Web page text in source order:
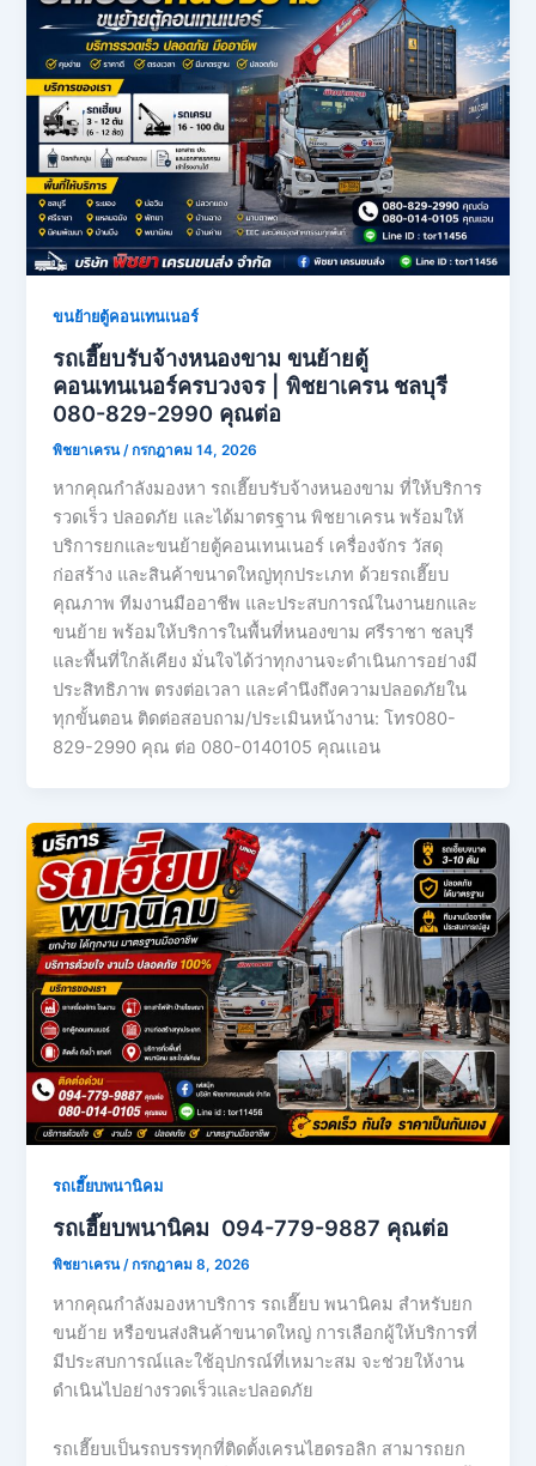
ขนย้ายตู้คอนเทนเนอร์
รถเฮี๊ยบรับจ้างหนองขาม ขนย้ายตู้
คอนเทนเนอร์ครบวงจร | พิชยาเครน ชลบุรี
080-829-2990 คุณต่อ
พิชยาเครน /กรกฎาคม 14, 2026
หากคุณกำลังมองหา รถเฮี๊ยบรับจ้างหนองขาม ที่ให้บริการ
รวดเร็ว ปลอดภัย และได้มาตรฐาน พิชยาเครน พร้อมให้
บริการยกและขนย้ายตู้คอนเทนเนอร์ เครื่องจักร วัสดุ
ก่อสร้าง และสินค้าขนาดใหญ่ทุกประเภท ด้วยรถเฮี๊ยบ
คุณภาพ ทีมงานมืออาชีพ และประสบการณ์ในงานยกและ
ขนย้าย พร้อมให้บริการในพื้นที่หนองขาม ศรีราชา ชลบุรี
และพื้นที่ใกล้เคียง มั่นใจได้ว่าทุกงานจะดำเนินการอย่างมี
ประสิทธิภาพ ตรงต่อเวลา และคำนึงถึงความปลอดภัยใน
ทุกขั้นตอน ติดต่อสอบถาม/ประเมินหน้างาน: โทร080-
829-2990 คุณ ต่อ 080-0140105 คุณเเอน
รถเฮี๊ยบพนานิคม
รถเฮี๊ยบพนานิคม 094-779-9887 คุณต่อ
พิชยาเครน /กรกฎาคม 8, 2026
หากคุณกำลังมองหาบริการ รถเฮี๊ยบ พนานิคม สำหรับยก
ขนย้าย หรือขนส่งสินค้าขนาดใหญ่ การเลือกผู้ให้บริการที่
มีประสบการณ์และใช้อุปกรณ์ที่เหมาะสม จะช่วยให้งาน
ดำเนินไปอย่างรวดเร็วและปลอดภัย
รถเฮี๊ยบเป็นรถบรรทุกที่ติดตั้งเครนไฮดรอลิก สามารถยก